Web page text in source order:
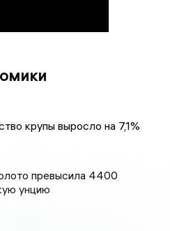
крупы выросло на 7,1%
превысила 4400
унцию